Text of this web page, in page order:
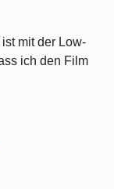
mit der Low-
ich den Film